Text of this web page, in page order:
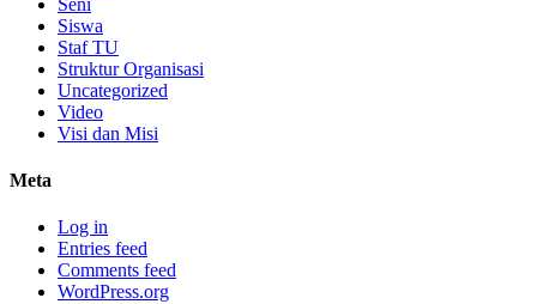
Siswa
Staf TU
Struktur Organisasi
Uncategorized
Video
Visi dan Misi
Meta
Log in
Entries feed
Comments feed
WordPress.org